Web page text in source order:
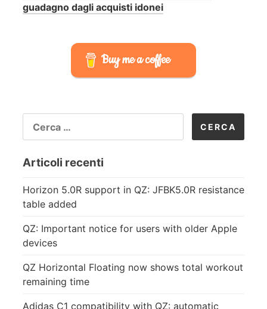
guadagno dagli acquisti idonei
Buy me a coffee
PER:
Articoli recenti
Horizon 5.0R support in QZ: JFBK5.0R resistance
table added
QZ: Important notice for users with older Apple
devices
QZ Horizontal Floating now shows total workout
remaining time
Adidas C1 compatibility with QZ: automatic